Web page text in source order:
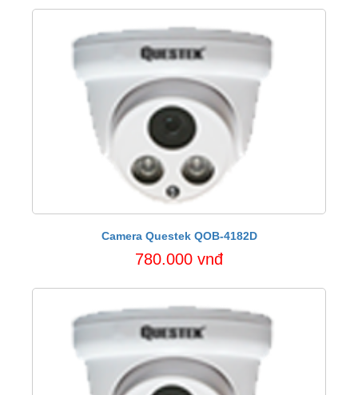
Camera Questek QOB-4182D
780.000 vnđ